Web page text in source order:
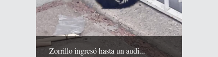
Zorrillo ingresó hasta un audi...